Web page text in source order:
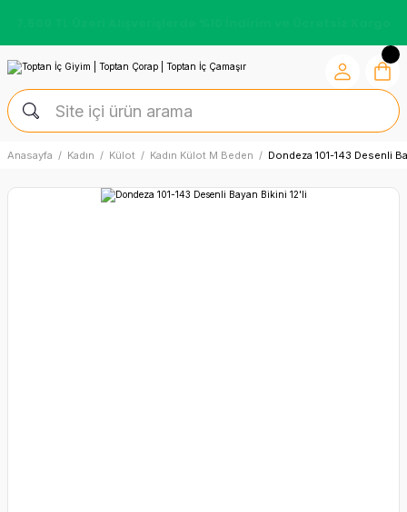
Anasayfa Kadın Külot Kadın Külot M Beden Dondeza 101-143 Desenli